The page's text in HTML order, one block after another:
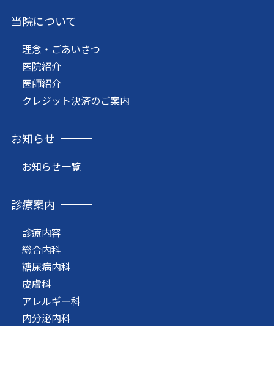
当院について
理念・ごあいさつ
医院紹介
医師紹介
クレジット決済のご案内
お知らせ
お知らせ一覧
診療案内
診療内容
総合内科
糖尿病内科
皮膚科
アレルギー科
内分泌内科